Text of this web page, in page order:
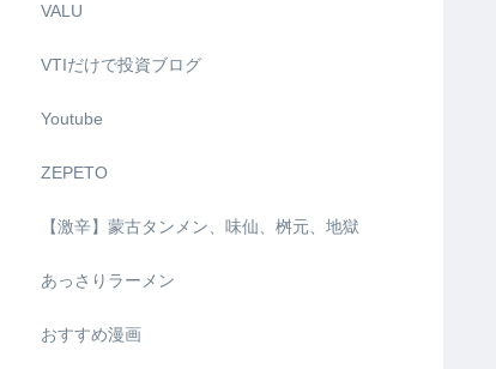
VALU
VTIだけで投資ブログ
Youtube
ZEPETO
【激辛】蒙古タンメン、味仙、桝元、地獄
あっさりラーメン
おすすめ漫画